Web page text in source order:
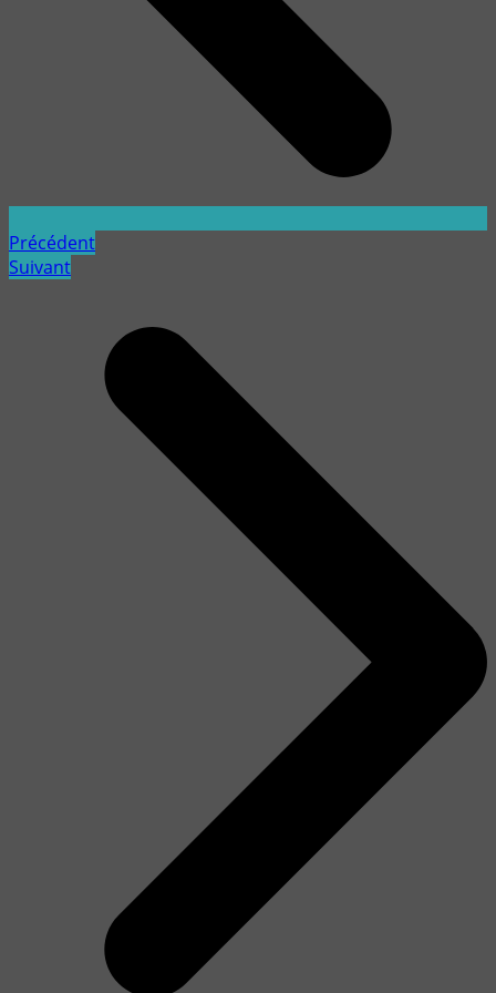
Précédent
Suivant